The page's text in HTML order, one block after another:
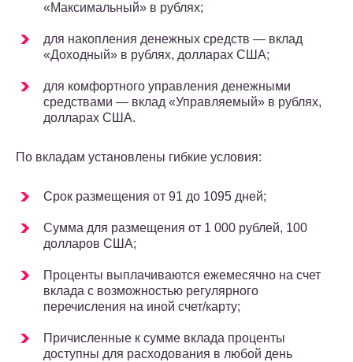
«Максимальный» в рублях;
для накопления денежных средств — вклад
«Доходный» в рублях, долларах США;
для комфортного управления денежными
средствами — вклад «Управляемый» в рублях,
долларах США.
По вкладам установлены гибкие условия:
Срок размещения от 91 до 1095 дней;
Сумма для размещения от 1 000 рублей, 100
долларов США;
Проценты выплачиваются ежемесячно на счет
вклада с возможностью регулярного
перечисления на иной счет/карту;
Причисленные к сумме вклада проценты
доступны для расходования в любой день